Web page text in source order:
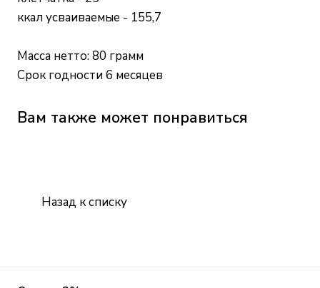
ккал усваиваемые - 155,7
Масса нетто: 80 грамм
Срок годности 6 месяцев
Вам также может понравиться
Назад к списку